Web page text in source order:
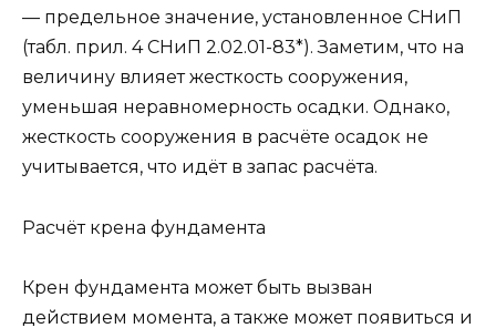
— предельное значение, установленное СНиП
(табл. прил. 4 СНиП 2.02.01-83*). Заметим, что на
величину влияет жесткость сооружения,
уменьшая неравномерность осадки. Однако,
жесткость сооружения в расчёте осадок не
учитывается, что идёт в запас расчёта.
Расчёт крена фундамента
Крен фундамента может быть вызван
действием момента, а также может появиться и